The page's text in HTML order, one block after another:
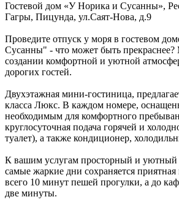
Гостевой дом «У Норика и Сусанны»,
Гагры, Пицунда, ул.Саят-Нова, д.9
Проведите отпуск у моря в гостевом
Сусанны" - что может быть
создании комфортной и уютной
дорогих гостей.
Двухэтажная мини-гостиница,
класса Люкс. В каждом номере,
необходимым для комфортного
круглосуточная подача горячей и
туалет), а также кондиционер,
К вашим услугам просторный и уютный
самые жаркие дни сохраняется
всего 10 минут пешей прогулки, а до
две минуты.